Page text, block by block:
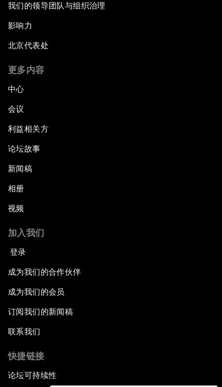
我们的领导团队与组织治理
影响力
北京代表处
更多内容
中心
会议
利益相关方
论坛故事
新闻稿
相册
视频
加入我们
登录
成为我们的合作伙伴
成为我们的会员
订阅我们的新闻稿
联系我们
快捷链接
论坛可持续性